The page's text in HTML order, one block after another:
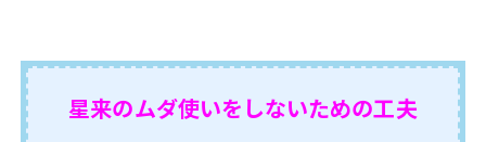
星来のムダ使いをしないための工夫